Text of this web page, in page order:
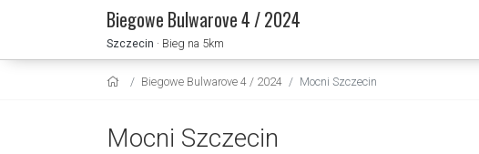
Biegowe Bulwarove 4 / 2024
Szczecin · Bieg na 5km
Biegowe Bulwarove 4 / 2024 Mocni Szczecin
Mocni Szczecin